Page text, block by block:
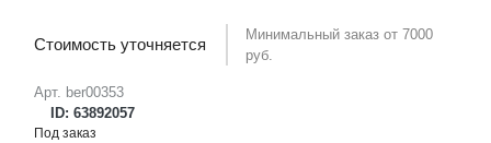
Арт. ber00353
ID: 63892057
Стоимость уточняется
Минимальный заказ от 7000
руб.
Под заказ